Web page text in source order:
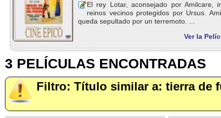
El rey Lotar, aconsejado por Amilcare,
reinos vecinos protegidos por Ursus.
queda sepultado por un terremoto. ...
Ver la
3 PELÍCULAS ENCONTRADAS
Filtro: Título similar a: tierra de